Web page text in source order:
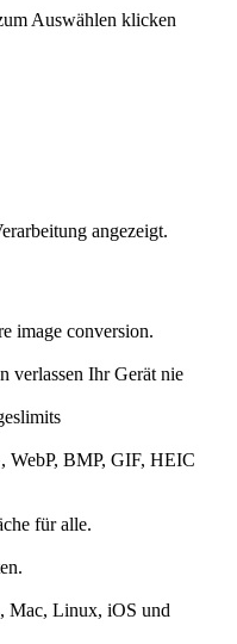
Auswählen klicken
angezeigt.
image conversion.
verlassen Ihr Gerät nie
WebP, BMP, GIF, HEIC
für alle.
Mac, Linux, iOS und